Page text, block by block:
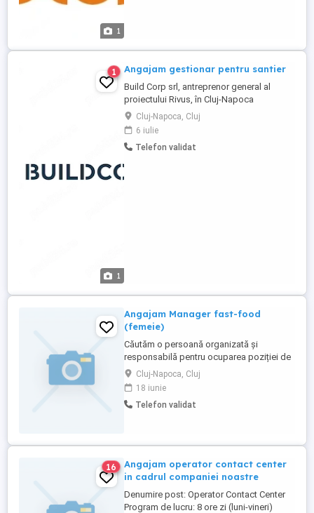
1
1
1 Angajam gestionar pentru santier
Build Corp srl, antreprenor general al
proiectului Rivus, în Cluj-Napoca
angajează Gestionar de Șantier, pentru
lucrări temporare și definitive aferente
șantierului. Responsabilități principale:
Asigură gestionarea fizică și scriptică a
Cluj-Napoca, Cluj
6 iulie
Telefon validat
Angajam Manager fast-food
(femeie)
Căutăm o persoană organizată și
responsabilă pentru ocuparea poziției de
Manager Fast-Food. Sunt necesare
cunoștințe solide în domeniul alimentației
publice, precum și experiență în
gestionarea documentelor administrative
Pachet ...
Cluj-Napoca, Cluj
18 iunie
Telefon validat
16
Angajam operator contact center
in cadrul companiei noastre
Denumire post: Operator Contact Center
Program de lucru: 8 ore zi (luni-vineri)